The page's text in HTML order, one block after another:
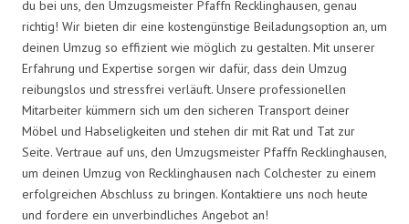
du bei uns, den Umzugsmeister Pfaffn Recklinghausen, genau
richtig! Wir bieten dir eine kostengünstige Beiladungsoption an, um
deinen Umzug so effizient wie möglich zu gestalten. Mit unserer
Erfahrung und Expertise sorgen wir dafür, dass dein Umzug
reibungslos und stressfrei verläuft. Unsere professionellen
Mitarbeiter kümmern sich um den sicheren Transport deiner
Möbel und Habseligkeiten und stehen dir mit Rat und Tat zur
Seite. Vertraue auf uns, den Umzugsmeister Pfaffn Recklinghausen,
um deinen Umzug von Recklinghausen nach Colchester zu einem
erfolgreichen Abschluss zu bringen. Kontaktiere uns noch heute
und fordere ein unverbindliches Angebot an!